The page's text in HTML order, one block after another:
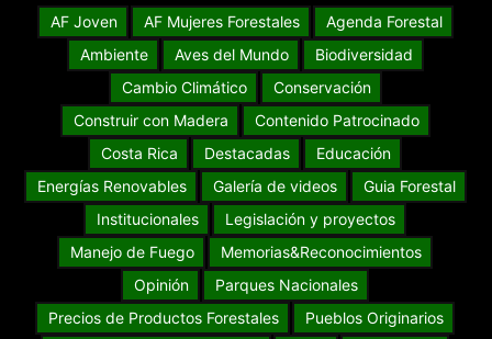
AF Joven AF Mujeres Forestales
Agenda Forestal
Ambiente
Aves del Mundo
Biodiversidad
Cambio Climático
Conservación
Construir con Madera
Contenido Patrocinado
Costa Rica
Destacadas
Educación
Energías Renovables
Galería de videos
Guia Forestal
Institucionales
Legislación y proyectos
Manejo de Fuego
Memorias&Reconocimientos
Opinión
Parques Nacionales
Precios de Productos Forestales
Pueblos Originarios